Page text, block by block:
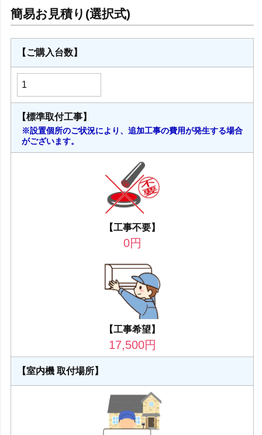
【ご購入台数】
【標準取付工事】
※設置個所のご状況により、追加工事の費用が発生する場合
がございます。
【工事不要】
0円
【工事希望】
17,500円
【室内機 取付場所】